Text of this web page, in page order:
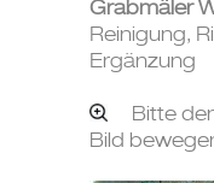
Grabmäler
Reinigung,
Ergänzung
Bitte
Bild